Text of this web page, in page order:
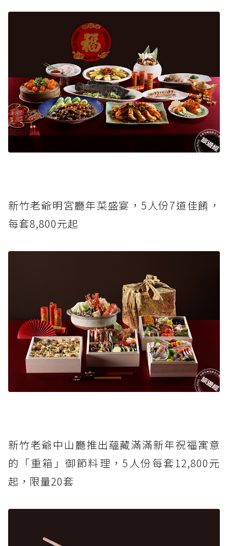
新竹老爺明宮廳年菜盛宴，5人份7道佳餚，
每套8,800元起
新竹老爺中山廳推出蘊藏滿滿新年祝福寓意
的「重箱」御節料理，5人份每套12,800元
起，限量20套